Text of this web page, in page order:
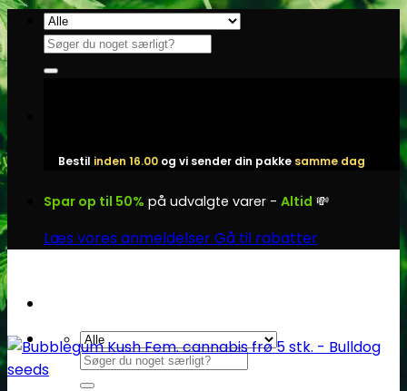
Fortsæt
indhold
Søg
efter:
Bestil inden 16.00 og vi sender din pakke samme dag
Spar op til 50% på udvalgte varer - Altid 💸
Læs vores anmeldelserGå til rabatter
Søg
efter: